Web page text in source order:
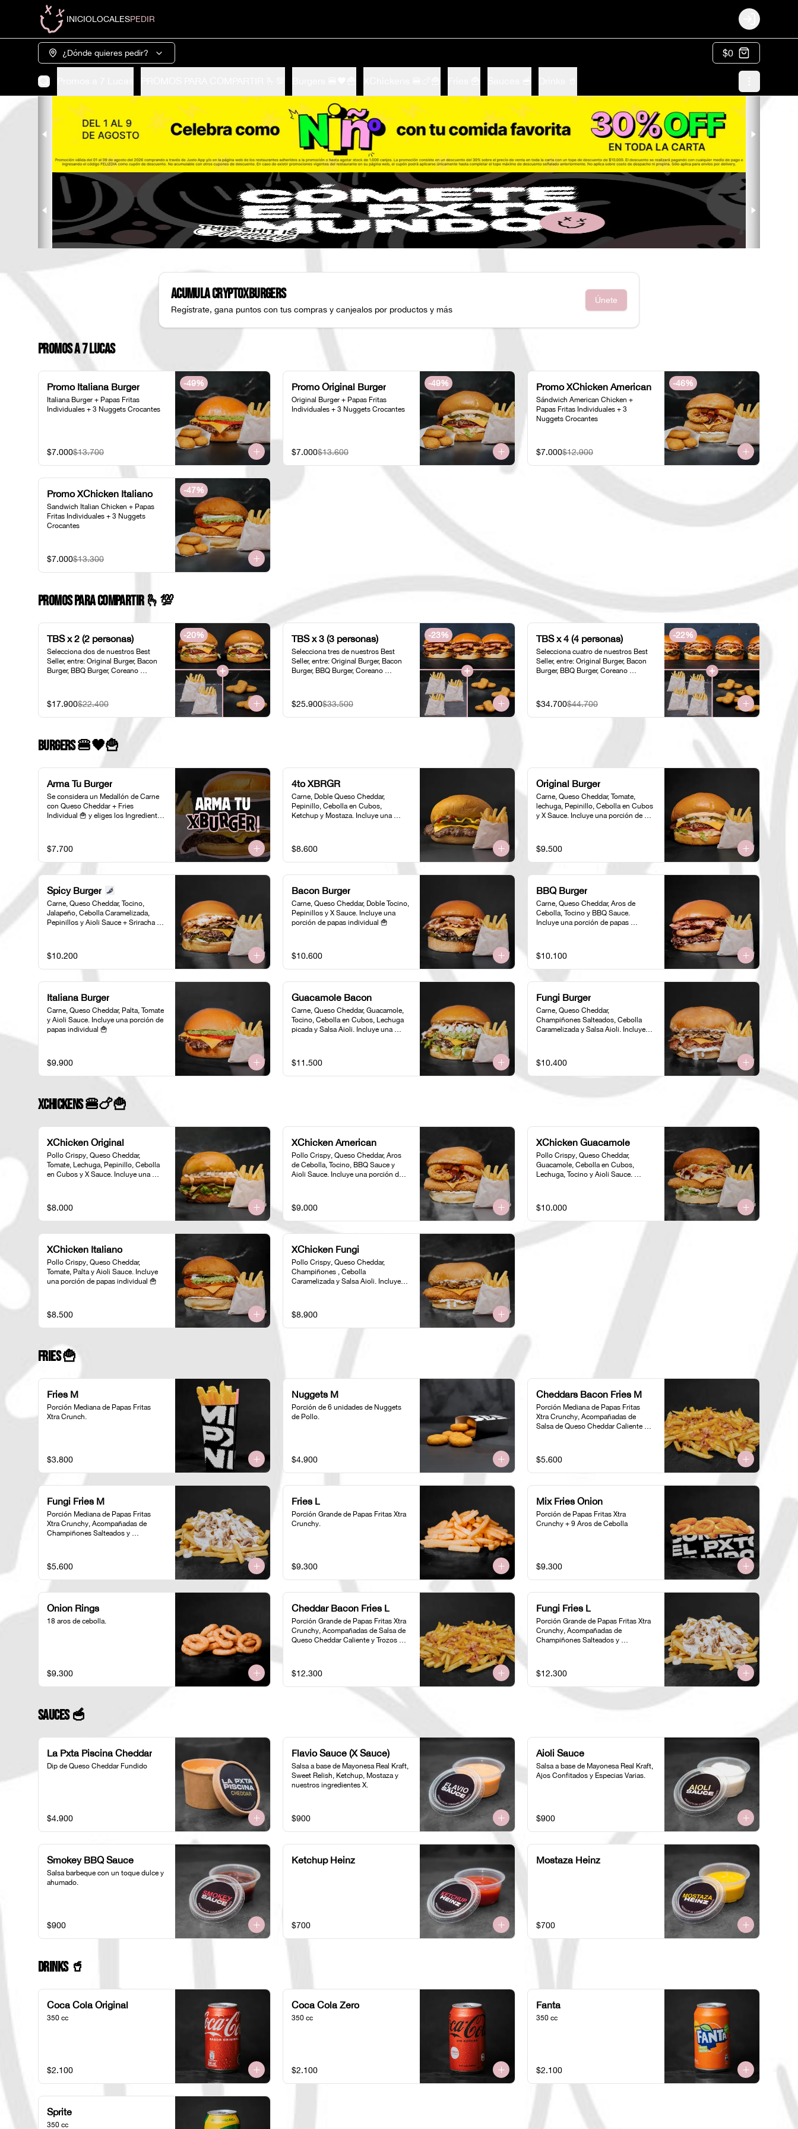
INICIOLOCALESPEDIR
Login
¿Dónde quieres pedir? $0
AcumulaCryptoXburgers
Regístrate, gana puntos con tus compras y canjealos por productos y más
Únete
Promos a 7 Lucas
-49%
Promo Italiana Burger
Italiana Burger + Papas Fritas
Individuales + 3 Nuggets Crocantes
$7.000$13.700
-49%
Promo Original Burger
Original Burger + Papas Fritas
Individuales + 3 Nuggets Crocantes
$7.000$13.600
-46%
Promo XChicken American
Sándwich American Chicken +
Papas Fritas Individuales + 3
Nuggets Crocantes
$7.000$12.900
-47%
Promo XChicken Italiano
Sandwich Italian Chicken + Papas
Fritas Individuales + 3 Nuggets
Crocantes
$7.000$13.300
PROMOS PARA COMPARTIR 🫰​💯​
-20%
TBS x 2 (2 personas)
Selecciona dos de nuestros Best
Seller, entre: Original Burger, Bacon
Burger, BBQ Burger, Coreano
dos pociones de Papas Fritas
Individuales y dos porciones de
Nuggets Individuales.
$17.900$22.400
-23%
TBS x 3 (3 personas)
Selecciona tres de nuestros Best
Seller, entre: Original Burger, Bacon
Burger, BBQ Burger, Coreano
tres pociones de Papas Fritas
Individuales y tres porciones de
Nuggets Individuales.
$25.900$33.500
-22%
TBS x 4 (4 personas)
Selecciona cuatro de nuestros Best
Seller, entre: Original Burger, Bacon
Burger, BBQ Burger, Coreano
cuatro pociones de Papas Fritas
Individuales y cuatro porciones de
Nuggets Individuales.
$34.700$44.700
Burgers 🍔🖤​🍟
Arma Tu Burger
Se considera un Medallón de Carne
con Queso Cheddar + Fries
Individual 🍟 y eliges los Ingredientes
$7.700
4to XBRGR
Carne, Doble Queso Cheddar,
Pepinillo, Cebolla en Cubos,
Ketchup y Mostaza. Incluye una
$8.600
Original Burger
Carne, Queso Cheddar, Tomate,
lechuga, Pepinillo, Cebolla en Cubos
y X Sauce. Incluye una porción de
$9.500
Spicy Burger
Carne, Queso Cheddar, Tocino,
Jalapeño, Cebolla Caramelizada,
Pepinillos y Aioli Sauce + Sriracha
$10.200
Bacon Burger
Carne, Queso Cheddar, Doble Tocino,
Pepinillos y X Sauce. Incluye una
porción de papas individual 🍟
$10.600
BBQ Burger
Carne, Queso Cheddar, Aros de
Cebolla, Tocino y BBQ Sauce.
Incluye una porción de papas
$10.100
Italiana Burger
Carne, Queso Cheddar, Palta, Tomate
y Aioli Sauce. Incluye una porción de
papas individual 🍟
$9.900
Guacamole Bacon
Carne, Queso Cheddar, Guacamole,
Tocino, Cebolla en Cubos, Lechuga
picada y Salsa Aioli. Incluye una
$11.500
Fungi Burger
Carne, Queso Cheddar,
Champiñones Salteados, Cebolla
Caramelizada y Salsa Aioli. Incluye
$10.400
XChickens 🍔🍗🍟
XChicken Original
Pollo Crispy, Queso Cheddar,
Tomate, Lechuga, Pepinillo, Cebolla
en Cubos y X Sauce. Incluye una
$8.000
XChicken American
Pollo Crispy, Queso Cheddar, Aros
de Cebolla, Tocino, BBQ Sauce y
Aioli Sauce. Incluye una porción de
$9.000
XChicken Guacamole
Pollo Crispy, Queso Cheddar,
Guacamole, Cebolla en Cubos,
Lechuga, Tocino y Aioli Sauce.
$10.000
XChicken Italiano
Pollo Crispy, Queso Cheddar,
Tomate, Palta y Aioli Sauce. Incluye
una porción de papas individual 🍟
$8.500
XChicken Fungi
Pollo Crispy, Queso Cheddar,
Champiñones , Cebolla
Caramelizada y Salsa Aioli. Incluye
$8.900
Fries 🍟
Fries M
Porción Mediana de Papas Fritas
Xtra Crunch.
$3.800
Nuggets M
Porción de 6 unidades de Nuggets
de Pollo.
$4.900
Cheddars Bacon Fries M
Porción Mediana de Papas Fritas
Xtra Crunchy, Acompañadas de
Salsa de Queso Cheddar Caliente y
$5.600
Fungi Fries M
Porción Mediana de Papas Fritas
Xtra Crunchy, Acompañadas de
Champiñones Salteados y
$5.600
Fries L
Porción Grande de Papas Fritas Xtra
Crunchy.
$9.300
Mix Fries Onion
Porción de Papas Fritas Xtra
Crunchy + 9 Aros de Cebolla
$9.300
Onion Rings
18 aros de cebolla.
$9.300
Cheddar Bacon Fries L
Porción Grande de Papas Fritas Xtra
Crunchy, Acompañadas de Salsa de
Queso Cheddar Caliente y Trozos de
$12.300
Fungi Fries L
Porción Grande de Papas Fritas Xtra
Crunchy, Acompañadas de
Champiñones Salteados y
$12.300
Sauces 🥣
La Pxta Piscina Cheddar
Dip de Queso Cheddar Fundido
$4.900
Flavio Sauce (X Sauce)
Salsa a base de Mayonesa Real Kraft,
Sweet Relish, Ketchup, Mostaza y
nuestros ingredientes X.
$900
Aioli Sauce
Salsa a base de Mayonesa Real Kraft,
Ajos Confitados y Especias Varias.
$900
Smokey BBQ Sauce
Salsa barbeque con un toque dulce y
ahumado.
$900
Ketchup Heinz
$700
Mostaza Heinz
$700
Drinks 🥤
Coca Cola Original
350 cc
$2.100
Coca Cola Zero
350 cc
$2.100
Fanta
350 cc
$2.100
Sprite
350 cc